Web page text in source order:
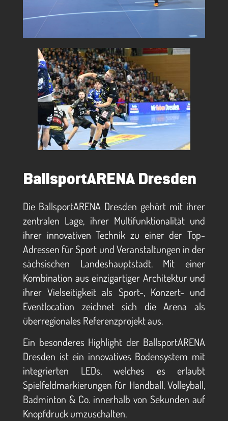
BallsportARENA Dresden
Die BallsportARENA Dresden gehört mit ihrer
zentralen Lage, ihrer Multifunktionalität und
ihrer innovativen Technik zu einer der Top-
Adressen für Sport und Veranstaltungen in der
sächsischen Landeshauptstadt. Mit einer
Kombination aus einzigartiger Architektur und
ihrer Vielseitigkeit als Sport-, Konzert- und
Eventlocation zeichnet sich die Arena als
überregionales Referenzprojekt aus.
Ein besonderes Highlight der BallsportARENA
Dresden ist ein innovatives Bodensystem mit
integrierten LEDs, welches es erlaubt
Spielfeldmarkierungen für Handball, Volleyball,
Badminton & Co. innerhalb von Sekunden auf
Knopfdruck umzuschalten.